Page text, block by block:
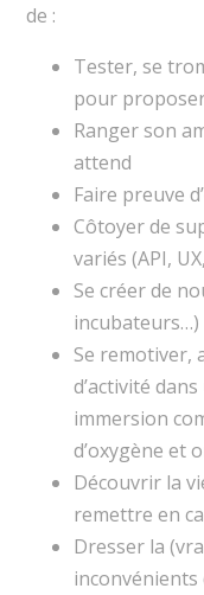
de :
Tester, se
pour
Ranger son
attend
Faire preuve
Côtoyer de
variés (API,
Se créer de
incubateurs…)
Se remotiver,
d’activité
immersion
d’oxygène et
Découvrir la
remettre en
Dresser la
inconvénients